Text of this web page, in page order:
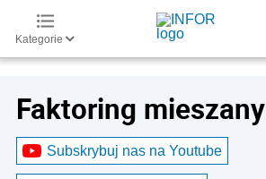
Kategorie
Faktoring mieszany
Subskrybuj nas na Youtube